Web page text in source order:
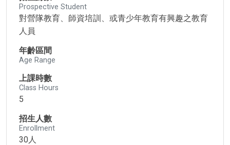
Prospective Student
對營隊教育、師資培訓、或青少年教育有興趣之教育
人員
年齡區間
Age Range
上課時數
Class Hours
5
招生人數
Enrollment
30人